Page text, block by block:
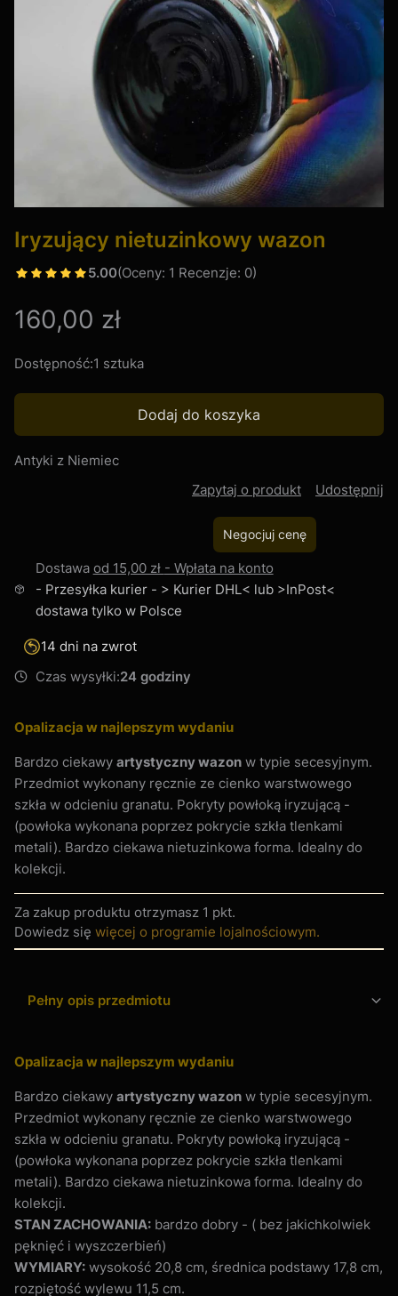
Iryzujący nietuzinkowy wazon
5.00(Oceny: 1 Recenzje: 0)
Cena
160,00 zł
Dostępność:1 sztuka
Dodaj do koszyka
Antyki z Niemiec
Zapytaj o produkt
Udostępnij
Negocjuj cenę
Dostawa od 15,00 zł - Wpłata na konto
- Przesyłka kurier - > Kurier DHL< lub >InPost<
dostawa tylko w Polsce
14 dni na zwrot
Czas wysyłki:24 godziny
Opalizacja w najlepszym wydaniu
Bardzo ciekawy artystyczny wazon w typie secesyjnym.
Przedmiot wykonany ręcznie ze cienko warstwowego
szkła w odcieniu granatu. Pokryty powłoką iryzującą -
(powłoka wykonana poprzez pokrycie szkła tlenkami
metali). Bardzo ciekawa nietuzinkowa forma. Idealny do
kolekcji.
Za zakup produktu otrzymasz 1 pkt.
Dowiedz się więcej o programie lojalnościowym.
Pełny opis przedmiotu
Opalizacja w najlepszym wydaniu
Bardzo ciekawy artystyczny wazon w typie secesyjnym.
Przedmiot wykonany ręcznie ze cienko warstwowego
szkła w odcieniu granatu. Pokryty powłoką iryzującą -
(powłoka wykonana poprzez pokrycie szkła tlenkami
metali). Bardzo ciekawa nietuzinkowa forma. Idealny do
kolekcji.
STAN ZACHOWANIA: bardzo dobry - ( bez jakichkolwiek
pęknięć i wyszczerbień)
WYMIARY: wysokość 20,8 cm, średnica podstawy 17,8 cm,
rozpiętość wylewu 11,5 cm.